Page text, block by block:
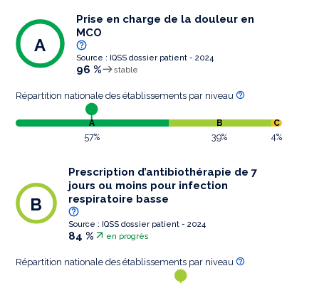
Prise en charge de la douleur en
MCO
Source : IQSS dossier patient - 2024
96 % stable
A
Répartition nationale des établissements par niveau
A B C
57% 39% 4%
Prescription d’antibiothérapie de 7
jours ou moins pour infection
respiratoire basse
Source : IQSS dossier patient - 2024
84 % en progrès
B
Répartition nationale des établissements par niveau